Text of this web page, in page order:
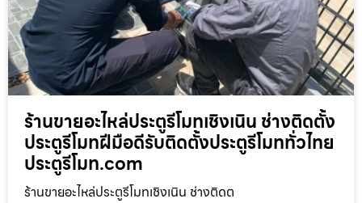
ร้านขายอะไหล่ประตูรีโมทเชิงเนิน ช่างติดตั้ง
ประตูรีโมทฝีมือดีรับติดตั้งประตูรีโมททั่วไทย
ประตูรีโมท.com
ร้านขายอะไหล่ประตูรีโมทเชิงเนิน ช่างติดต